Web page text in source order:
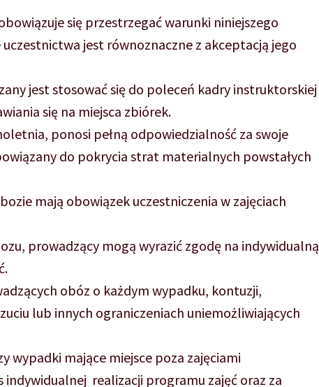
się przestrzegać warunki niniejszego
uczestnictwa jest równoznaczne z akceptacją jego
jest stosować się do poleceń kadry instruktorskiej
się na miejsca zbiórek.
ponosi pełną odpowiedzialność za swoje
do pokrycia strat materialnych powstałych
mają obowiązek uczestniczenia w zajęciach
prowadzący mogą wyrazić zgodę na indywidualną
obóz o każdym wypadku, kontuzji,
lub innych ograniczeniach uniemożliwiających
wypadki mające miejsce poza zajęciami
realizacji programu zajęć oraz za